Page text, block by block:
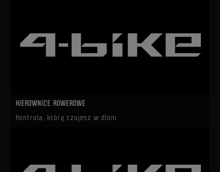
KIEROWNICE ROWEROWE
Kontrola, którą czujesz w dłoni